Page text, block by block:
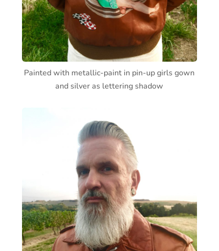
Painted with metallic-paint in pin-up girls gown
and silver as lettering shadow